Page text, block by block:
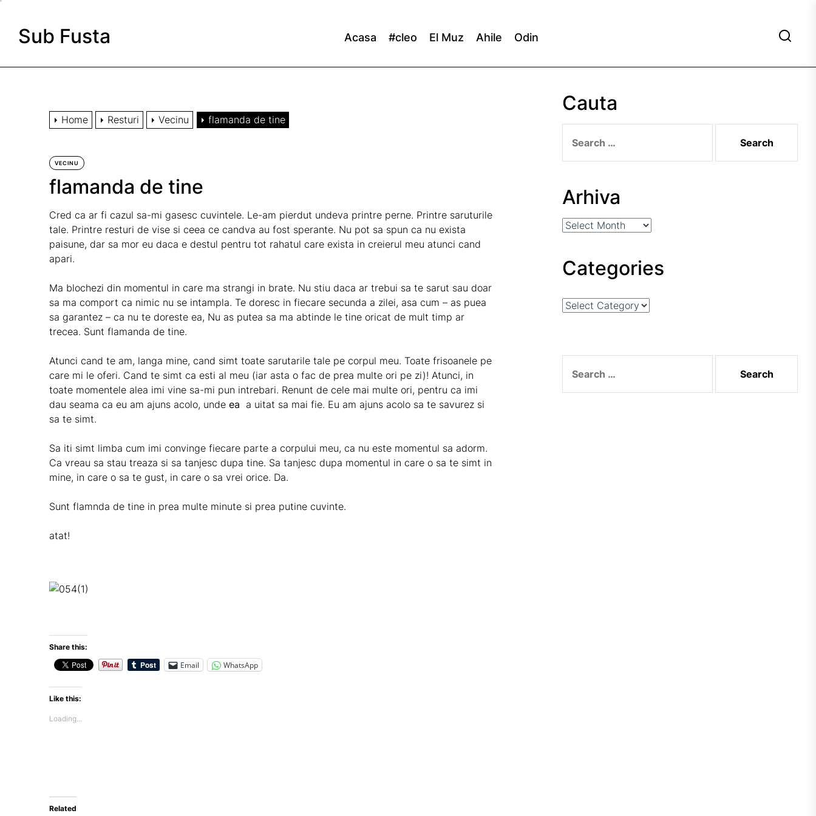
Sub Fusta Acasa #cleo El Muz Ahile Odin
Home Resturi Vecinu flamanda de tine
VECINU
flamanda de tine
Cred ca ar fi cazul sa-mi gasesc cuvintele. Le-am pierdut undeva printre perne. Printre saruturile
tale. Printre resturi de vise si ceea ce candva au fost sperante. Nu pot sa spun ca nu exista
paisune, dar sa mor eu daca e destul pentru tot rahatul care exista in creierul meu atunci cand
apari.
Ma blochezi din momentul in care ma strangi in brate. Nu stiu daca ar trebui sa te sarut sau doar
sa ma comport ca nimic nu se intampla. Te doresc in fiecare secunda a zilei, asa cum – as puea
sa garantez – ca nu te doreste ea, Nu as putea sa ma abtinde le tine oricat de mult timp ar
trecea. Sunt flamanda de tine.
Atunci cand te am, langa mine, cand simt toate sarutarile tale pe corpul meu. Toate frisoanele pe
care mi le oferi. Cand te simt ca esti al meu (iar asta o fac de prea multe ori pe zi)! Atunci, in
toate momentele alea imi vine sa-mi pun intrebari. Renunt de cele mai multe ori, pentru ca imi
dau seama ca eu am ajuns acolo, unde ea a uitat sa mai fie. Eu am ajuns acolo sa te savurez si
sa te simt.
Sa iti simt limba cum imi convinge fiecare parte a corpului meu, ca nu este momentul sa adorm.
Ca vreau sa stau treaza si sa tanjesc dupa tine. Sa tanjesc dupa momentul in care o sa te simt in
mine, in care o sa te gust, in care o sa vrei orice. Da.
Sunt flamnda de tine in prea multe minute si prea putine cuvinte.
atat!
Share this:
Email WhatsApp
Like this:
Loading...
Related
Cauta
for:
Arhiva
Arhiva
Categories
Categories
for: